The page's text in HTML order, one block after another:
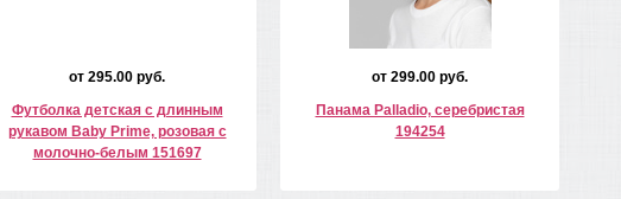
от 295.00 руб.
Футболка детская с длинным
рукавом Baby Prime, розовая с
молочно-белым 151697
от 299.00 руб.
Панама Palladio, серебристая
194254